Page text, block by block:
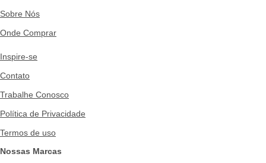
Sobre Nós
Onde Comprar
Inspire-se
Contato
Trabalhe Conosco
Política de Privacidade
Termos de uso
Nossas Marcas